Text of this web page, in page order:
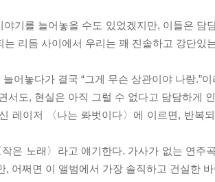
기를 늘어놓을 수도 있었겠지만, 이들은 담
리듬 사이에서 우리는 꽤 진솔하고 강단있
어놓다가 결국 “그게 무슨 상관이야 나랑.”
서도, 현실은 아직 그럴 수 없다고 담담하게
레이저 〈나는 롸벗이다〉에 이르면, 반복
은 노래〉라고 얘기한다. 가사가 없는 연주
어쩌면 이 앨범에서 가장 솔직하고 건실한